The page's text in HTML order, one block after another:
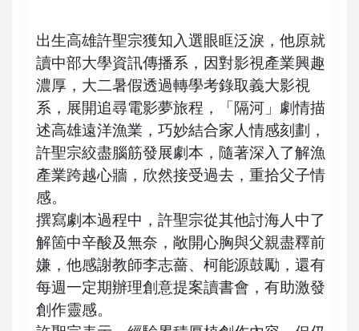
出生高雄許聖宗獲知入選眼眶泛淚，他原就
讀中部大學資訊傳播系，因對影視產業興趣
濃厚，大二暑假透過轉學考錄取義大影視
系，展開追尋電影夢旅程，「隔河」劇情描
述高雄遠洋漁業，巧妙結合家人情感刻劃，
許聖宗絞盡腦筋發展劇本，隨著深入了解漁
產業跨越心牆，欣然接受過去，重拾父子情
感。
撰寫劇本過程中，許聖宗從其他討海人中了
解箇中辛酸及無奈，敞開心胸與父親盡釋前
嫌，他感謝教師李志薔、柯能源鼓勵，還有
每週一定期辦理創意提案讀書會，有助激發
創作靈感。